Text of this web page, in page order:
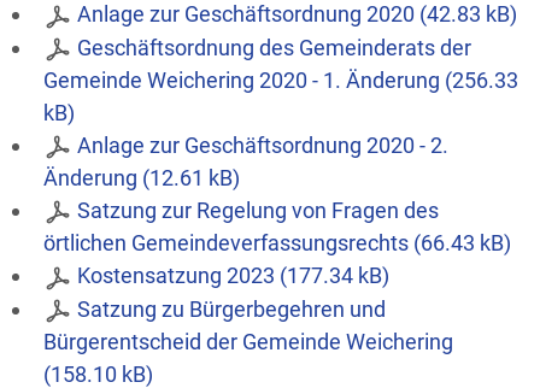
Anlage zur Geschäftsordnung 2020 (42.83 kB)
Geschäftsordnung des Gemeinderats der
Gemeinde Weichering 2020 - 1. Änderung (256.33
kB)
Anlage zur Geschäftsordnung 2020 - 2.
Änderung (12.61 kB)
Satzung zur Regelung von Fragen des
örtlichen Gemeindeverfassungsrechts (66.43 kB)
Kostensatzung 2023 (177.34 kB)
Satzung zu Bürgerbegehren und
Bürgerentscheid der Gemeinde Weichering
(158.10 kB)